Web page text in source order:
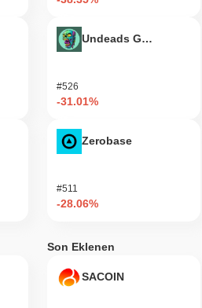
Undeads Games
#526
-31.01%
Zerobase
#511
-28.06%
Son Eklenen
SACOIN